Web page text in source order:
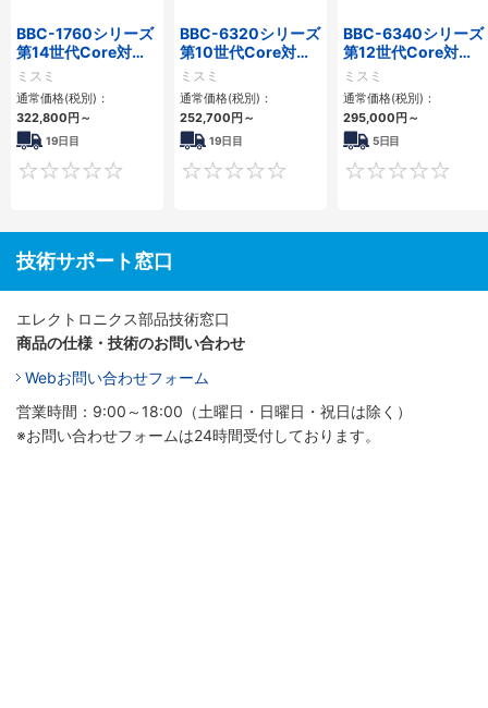
BBC-1760シリーズ
第14世代Core対応
小型フロアマウント
3PCIe
ミスミ
通常価格(税別)：
322,800円～
19日目
0
BBC-6320シリーズ
第10世代Core対応
小型フロアマウント
FAPC 2PCI・2PCIe
ミスミ
通常価格(税別)：
252,700円～
19日目
0
BBC-6340シリーズ
第12世代Core対応
小型フロアマウント
PC2PCI/2PCIe
ミスミ
通常価格(税別)：
295,000円～
5日目
技術サポート窓口
エレクトロニクス部品技術窓口
商品の仕様・技術のお問い合わせ
Webお問い合わせフォーム
営業時間：9:00～18:00（土曜日・日曜日・祝日は除く）
※お問い合わせフォームは24時間受付しております。